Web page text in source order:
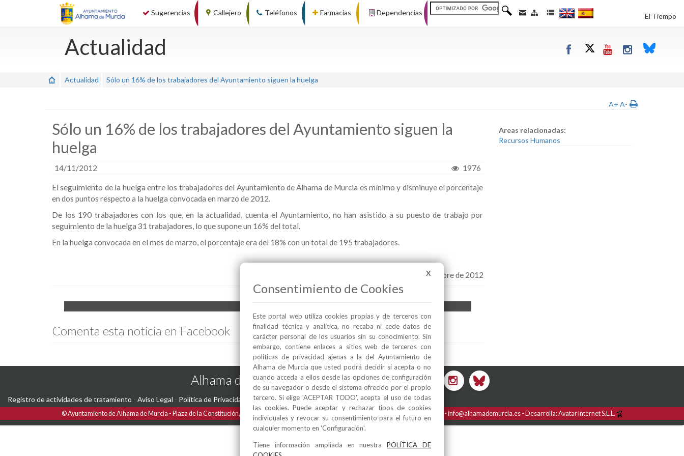
Sugerencias Callejero Teléfonos Farmacias Dependencias El Tiempo
Actualidad
Actualidad Sólo un 16% de los trabajadores del Ayuntamiento siguen la huelga
A+ A-
Sólo un 16% de los trabajadores del Ayuntamiento siguen la
huelga
14/11/2012 1976
El seguimiento de la huelga entre los trabajadores del Ayuntamiento de Alhama de Murcia es mínimo y disminuye el porcentaje
en dos puntos respecto a la huelga convocada en marzo de 2012.
De los 190 trabajadores con los que, en la actualidad, cuenta el Ayuntamiento, no han asistido a su puesto de trabajo por
seguimiento de la huelga 31 trabajadores, lo que supone un 16% del total.
En la huelga convocada en el mes de marzo, el porcentaje era del 18% con un total de 195 trabajadores.
Alhama de Murcia, 14 de noviembre de 2012
Comenta esta noticia en Facebook
Areas relacionadas:
Recursos Humanos
Alhama de Murcia en las Redes
Registro de actividades de tratamiento - Aviso Legal - Política de Privacidad Política de Cookies
©Ayuntamiento de Alhama de Murcia Plaza de la Constitución, 1 30840 Alhama de Murcia (Murcia) España Teléfono: info@alhamademurcia.es Desarrolla:Avatar Internet S.L.L.
X
Consentimiento de Cookies
Este portal web utiliza cookies propias y de terceros con
finalidad técnica y analítica, no recaba ni cede datos de
carácter personal de los usuarios sin su conocimiento. Sin
embargo, contiene enlaces a sitios web de terceros con
políticas de privacidad ajenas a la del Ayuntamiento de
Alhama de Murcia que usted podrá decidir si acepta o no
cuando acceda a ellos desde las opciones de configuración
de su navegador o desde el sistema ofrecido por el propio
tercero. Si elige 'ACEPTAR TODO', acepta el uso de todas
las cookies. Puede aceptar y rechazar tipos de cookies
individuales y revocar su consentimiento para el futuro en
cualquier momento en 'Configuración'.
Tiene información ampliada en nuestraPOLÍTICA DE